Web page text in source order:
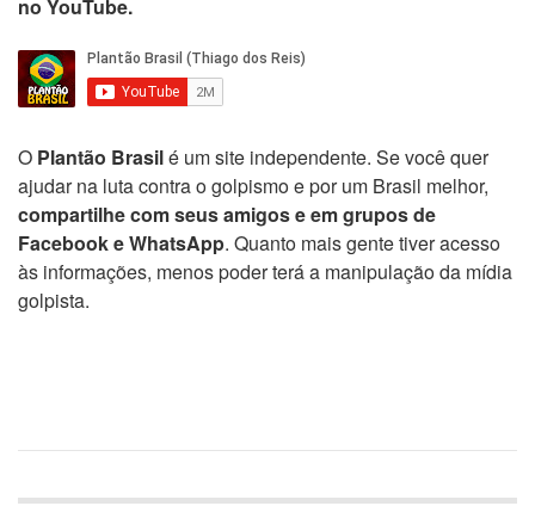
no YouTube.
O Plantão Brasilé um site independente. Se você quer
ajudar na luta contra o golpismo e por um Brasil melhor,
compartilhe com seus amigos e em grupos de
Facebook e WhatsApp. Quanto mais gente tiver acesso
às informações, menos poder terá a manipulação da mídia
golpista.